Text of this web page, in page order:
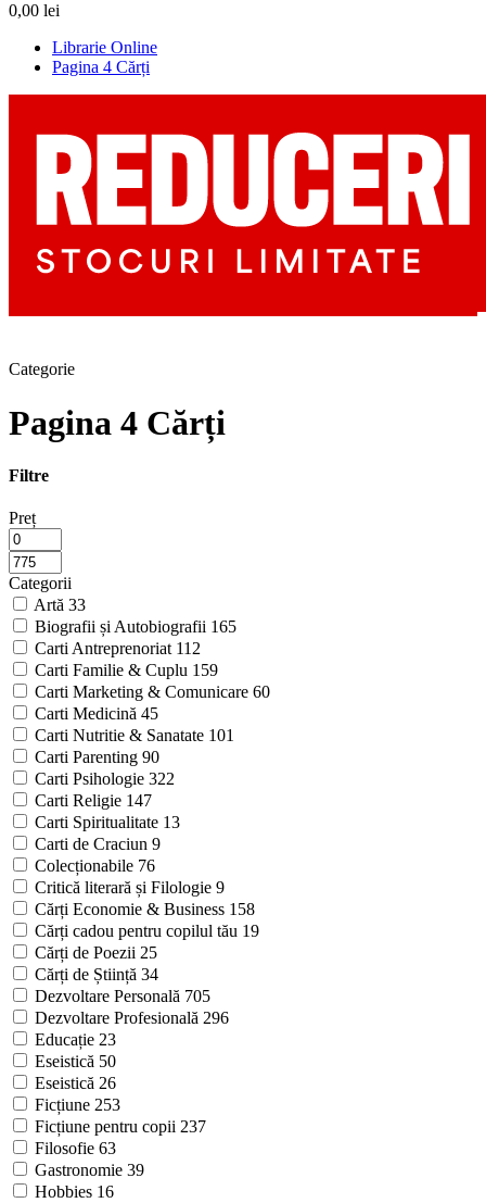
0,00 lei
Librarie Online
Pagina 4 Cărți
Categorie
Pagina 4 Cărți
Filtre
Preț
Categorii
Artă 33
Biografii și Autobiografii 165
Carti Antreprenoriat 112
Carti Familie & Cuplu 159
Carti Marketing & Comunicare 60
Carti Medicină 45
Carti Nutritie & Sanatate 101
Carti Parenting 90
Carti Psihologie 322
Carti Religie 147
Carti Spiritualitate 13
Carti de Craciun 9
Colecționabile 76
Critică literară și Filologie 9
Cărți Economie & Business 158
Cărți cadou pentru copilul tău 19
Cărți de Poezii 25
Cărți de Știință 34
Dezvoltare Personală 705
Dezvoltare Profesională 296
Educație 23
Eseistică 50
Eseistică 26
Ficțiune 253
Ficțiune pentru copii 237
Filosofie 63
Gastronomie 39
Hobbies 16